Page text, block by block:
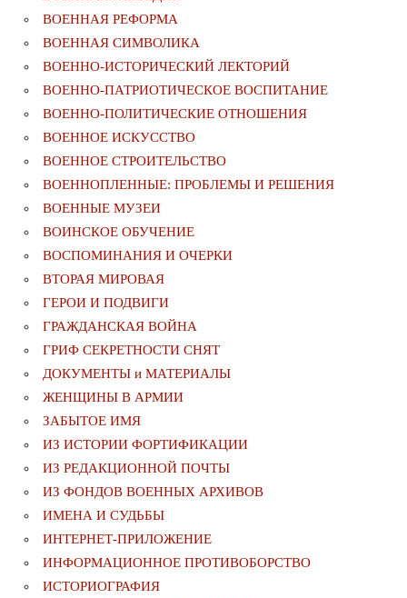
ВОЕННАЯ РЕФОРМА
ВОЕННАЯ СИМВОЛИКА
ВОЕННО-ИСТОРИЧЕСКИЙ ЛЕКТОРИЙ
ВОЕННО-ПАТРИОТИЧЕСКОЕ ВОСПИТАНИЕ
ВОЕННО-ПОЛИТИЧЕСКИE ОТНОШЕНИЯ
ВОЕННОЕ ИСКУССТВО
ВОЕННОЕ СТРОИТЕЛЬСТВО
ВОЕННОПЛЕННЫЕ: ПРОБЛЕМЫ И РЕШЕНИЯ
ВОЕННЫЕ МУЗЕИ
ВОИНСКОЕ ОБУЧЕНИЕ
ВОСПОМИНАНИЯ И ОЧЕРКИ
ВТОРАЯ МИРОВАЯ
ГЕРОИ И ПОДВИГИ
ГРАЖДАНСКАЯ ВОЙНА
ГРИФ СЕКРЕТНОСТИ СНЯТ
ДОКУМЕНТЫ и МАТЕРИАЛЫ
ЖЕНЩИНЫ В АРМИИ
ЗАБЫТОЕ ИМЯ
ИЗ ИСТОРИИ ФОРТИФИКАЦИИ
ИЗ РЕДАКЦИОННОЙ ПОЧТЫ
ИЗ ФОНДОВ ВОЕННЫХ АРХИВОВ
ИМЕНА И СУДЬБЫ
ИНТЕРНЕТ-ПРИЛОЖЕНИЕ
ИНФОРМАЦИОННОЕ ПРОТИВОБОРСТВО
ИСТОРИОГРАФИЯ